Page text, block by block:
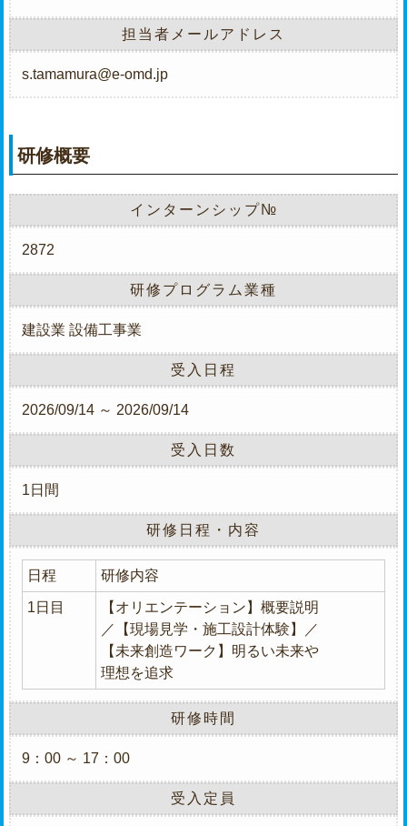
担当者メールアドレス
s.tamamura@e-omd.jp
研修概要
インターンシップ№
2872
研修プログラム業種
建設業 設備工事業
受入日程
2026/09/14 ～ 2026/09/14
受入日数
1日間
研修日程・内容
日程 研修内容
1日目
【オリエンテーション】概要説明
／【現場見学・施工設計体験】／
【未来創造ワーク】明るい未来や
理想を追求
研修時間
9：00 ～ 17：00
受入定員